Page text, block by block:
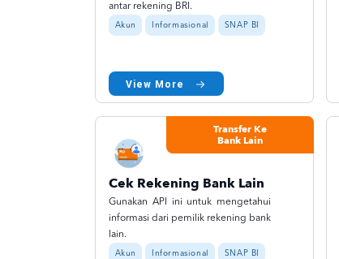
antar rekening BRI.
Akun Informasional SNAP BI
View More
Cek Rekening Bank Lain
Gunakan API ini untuk mengetahui
informasi dari pemilik rekening bank
lain.
Akun Informasional SNAP BI
Transfer Ke
Bank Lain